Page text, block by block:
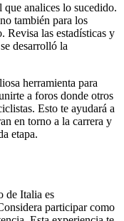
analices lo sucedido.
también para los
Revisa las estadísticas y
desarrolló la
herramienta para
a foros donde otros
Esto te ayudará a
en torno a la carrera y
etapa.
de Italia es
participar como